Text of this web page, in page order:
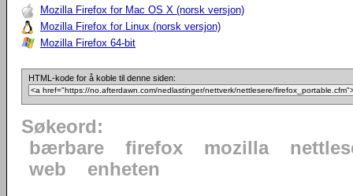
Mozilla Firefox for Mac OS X (norsk versjon)
Mozilla Firefox for Linux (norsk versjon)
Mozilla Firefox 64-bit
HTML-kode for å koble til denne siden:
Søkeord:
bærbare
firefox mozilla
web
enheten